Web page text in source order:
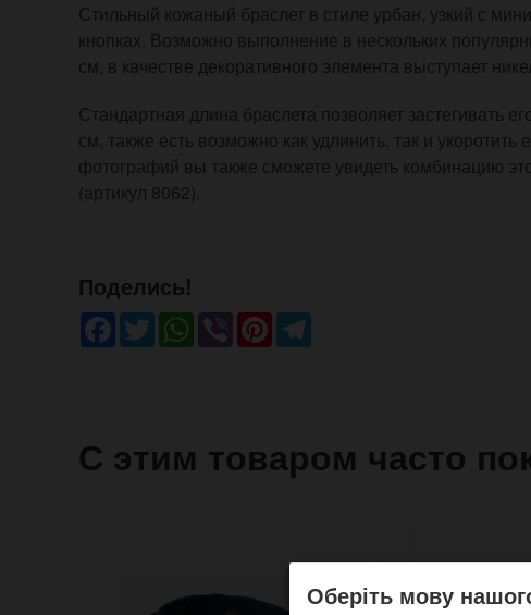
Стильный кожаный браслет в стиле урбан, узкий с
кнопках. Возможно выполнение в нескольких
см, в качестве декоративного элемента выступает
Стандартная длина браслета позволяет застегивать
см, также есть возможно как удлинить, так и
фотографий вы также сможете увидеть комбинацию
(артикул 8062).
Поделись!
Facebook
TwitterWhatsApp
ViberPinterest
С этим товаром часто
Оберіть мову